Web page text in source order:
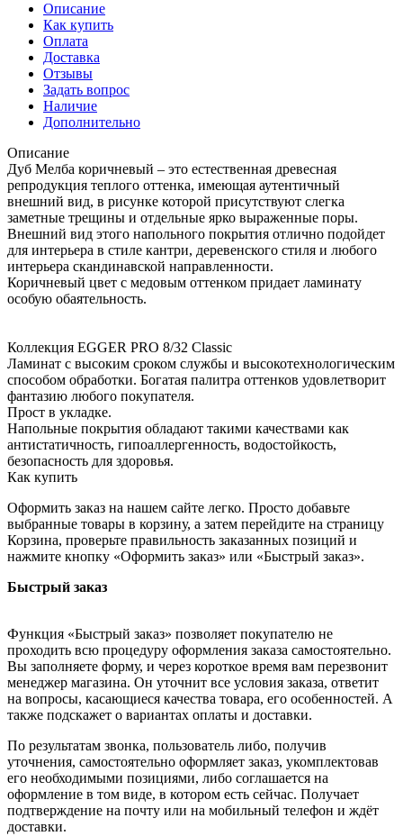
Описание
Как купить
Оплата
Доставка
Отзывы
Задать вопрос
Наличие
Дополнительно
Описание
Дуб Мелба коричневый – это естественная древесная
репродукция теплого оттенка, имеющая аутентичный
внешний вид, в рисунке которой присутствуют слегка
заметные трещины и отдельные ярко выраженные поры.
Внешний вид этого напольного покрытия отлично подойдет
для интерьера в стиле кантри, деревенского стиля и любого
интерьера скандинавской направленности.
Коричневый цвет с медовым оттенком придает ламинату
особую обаятельность.
Коллекция EGGER PRO 8/32 Classic
Ламинат с высоким сроком службы и высокотехнологическим
способом обработки. Богатая палитра оттенков удовлетворит
фантазию любого покупателя.
Прост в укладке.
Напольные покрытия обладают такими качествами как
антистатичность, гипоаллергенность, водостойкость,
безопасность для здоровья.
Как купить
Оформить заказ на нашем сайте легко. Просто добавьте
выбранные товары в корзину, а затем перейдите на страницу
Корзина, проверьте правильность заказанных позиций и
нажмите кнопку «Оформить заказ» или «Быстрый заказ».
Быстрый заказ
Функция «Быстрый заказ» позволяет покупателю не
проходить всю процедуру оформления заказа самостоятельно.
Вы заполняете форму, и через короткое время вам перезвонит
менеджер магазина. Он уточнит все условия заказа, ответит
на вопросы, касающиеся качества товара, его особенностей. А
также подскажет о вариантах оплаты и доставки.
По результатам звонка, пользователь либо, получив
уточнения, самостоятельно оформляет заказ, укомплектовав
его необходимыми позициями, либо соглашается на
оформление в том виде, в котором есть сейчас. Получает
подтверждение на почту или на мобильный телефон и ждёт
доставки.